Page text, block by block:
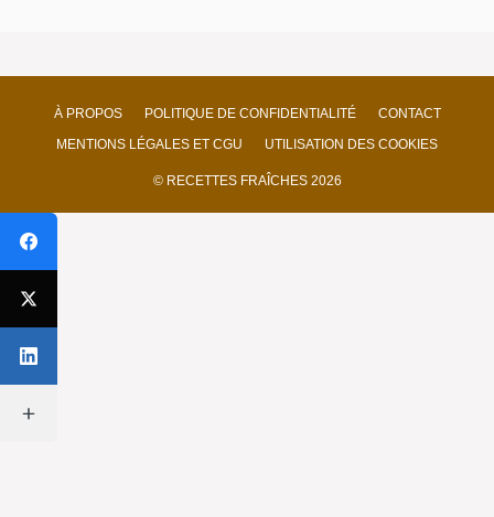
À PROPOS POLITIQUE DE CONFIDENTIALITÉ
CONTACT
MENTIONS LÉGALES ET CGU
UTILISATION DES COOKIES
© RECETTES FRAÎCHES 2026